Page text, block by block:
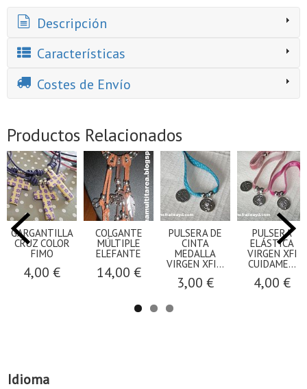
Idioma
Descripción
Características
Costes de Envío
Productos Relacionados
GARGANTILLA
CRUZ COLOR
FIMO
4,00 €
COLGANTE
MÚLTIPLE
ELEFANTE
14,00 €
PULSERA DE
CINTA
MEDALLA
VIRGEN XFI...
3,00 €
PULSERA
ELÁSTICA
VIRGEN XFI
CUIDAME...
4,00 €